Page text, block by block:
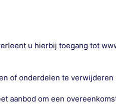
u hierbij toegang tot
of onderdelen te
aanbod om een